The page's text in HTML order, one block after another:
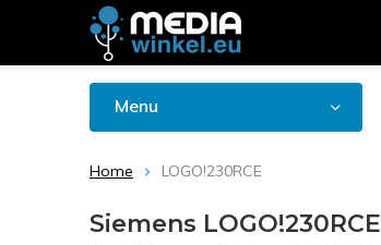
Menu
Home LOGO!230RCE
Siemens LOGO!230RCE